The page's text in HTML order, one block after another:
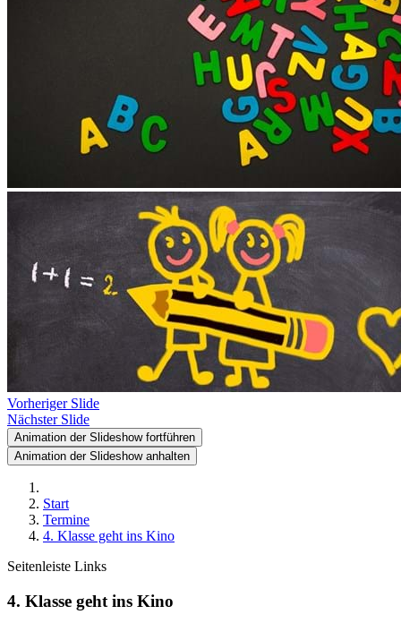
Vorheriger Slide
Nächster Slide
Animation der Slideshow fortführen
Animation der Slideshow anhalten
Start
Termine
4. Klasse geht ins Kino
Seitenleiste Links
4. Klasse geht ins Kino